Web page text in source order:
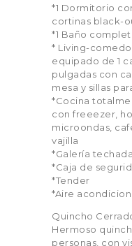
*1 Dormitorio
cortinas black-
*1 Baño
* Living-
equipado de 1
pulgadas con
mesa y sillas
*Cocina
con freeezer,
microondas,
vajilla
*Galería
*Caja de
*Tender
*Aire
Quincho
Hermoso
personas, con